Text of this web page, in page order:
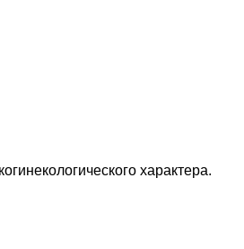
характера.